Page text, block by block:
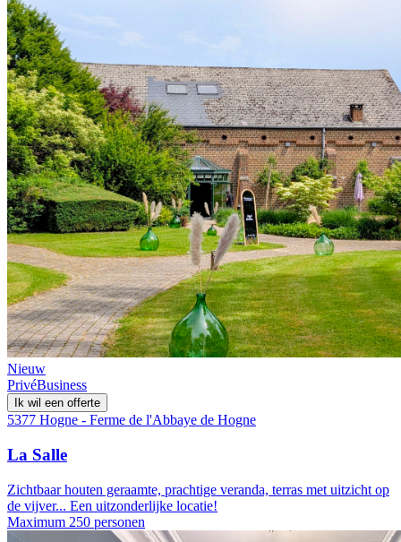
Nieuw
PrivéBusiness
Ik wil een offerte
5377 Hogne - Ferme de l'Abbaye de Hogne
La Salle
Zichtbaar houten geraamte, prachtige veranda, terras met uitzicht op
de vijver... Een uitzonderlijke locatie!
Maximum 250 personen